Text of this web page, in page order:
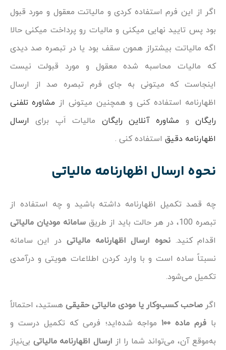
اگر از این فرم استفاده کردی و مالیاتت معقول و مورد قبول
بود پس تایید نهایی میکنی و مالیات رو پرداخت میکنی حالا
اگه مالیاتت بیشتراز همون سقف بود یا در تبصره صد دیدی
که مالیات محاسبه شده معقول و مورد قبولت نیست
اینجاست که میتونی به جای فرم تبصره صد از ارسال
اظهارنامه استفاده کنی و همچنین میتونی از مشاوره تلفنی
رایگانو مشاوره آنلاین رایگان مالیات اَپ برای ارسال
اظهارنامه دقیقاستفاده کنی .
نحوه ارسال اظهارنامه مالیاتی
چه قصد تکمیل اظهارنامه داشته باشید و چه استفاده از
تبصره 100، در هر حالت باید از طریق
سامانه مودیان مالیاتی
اقدام کنید.نحوه ارسال اظهارنامه مالیاتی در این سامانه
نسبتاً ساده است و با وارد کردن اطلاعات هویتی و درآمدی
تکمیل می‌شود.
اگر صاحب کسب‌وکار یا مودی مالیاتی حقیقی هستید، احتمالاً
با فرم ماده ۱۰۰
مواجه شده‌اید؛ فرمی که تکمیل درست و
به‌موقع آن، می‌تواند شما را از ارسال اظهارنامه مالیاتی بی‌نیاز